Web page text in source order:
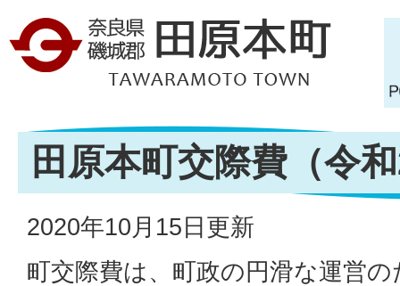
田原本町交際費（令
2020年10月15日更新
町交際費は、町政の円滑な運営